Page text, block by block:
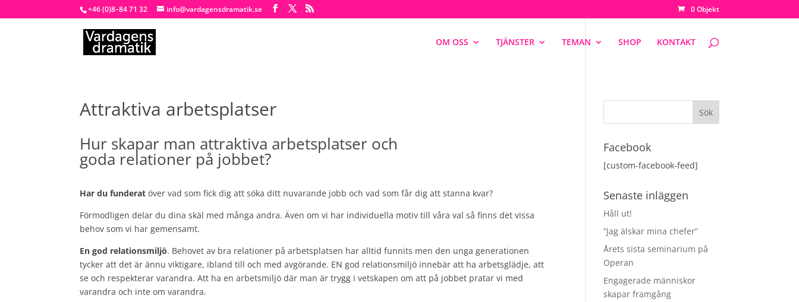
+46 (0)8–84 71 32 info@vardagensdramatik.se 0 Objekt
OM OSS TJÄNSTER TEMAN SHOP KONTAKT
Attraktiva arbetsplatser
Hur skapar man attraktiva arbetsplatser och
goda relationer på jobbet?
Har du funderat över vad som fick dig att söka ditt nuvarande jobb och vad som får dig att stanna kvar?
Förmodligen delar du dina skäl med många andra. Även om vi har individuella motiv till våra val så finns det vissa
behov som vi har gemensamt.
En god relationsmiljö. Behovet av bra relationer på arbetsplatsen har alltid funnits men den unga generationen
tycker att det är ännu viktigare, ibland till och med avgörande. EN god relationsmiljö innebär att ha arbetsglädje, att
se och respekterar varandra. Att ha en arbetsmiljö där man är trygg i vetskapen om att på jobbet pratar vi med
varandra och inte om varandra.
Facebook
[custom-facebook-feed]
Senaste inläggen
Håll ut!
”Jag älskar mina chefer”
Årets sista seminarium på
Operan
Engagerade människor
skapar framgång